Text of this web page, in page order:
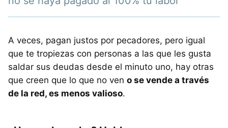
A veces, pagan justos por pecadores, pero igual
que te tropiezas con personas a las que les gusta
saldar sus deudas desde el minuto uno, hay otras
que creen que lo que no ven o se vende a través
de la red, es menos valioso.